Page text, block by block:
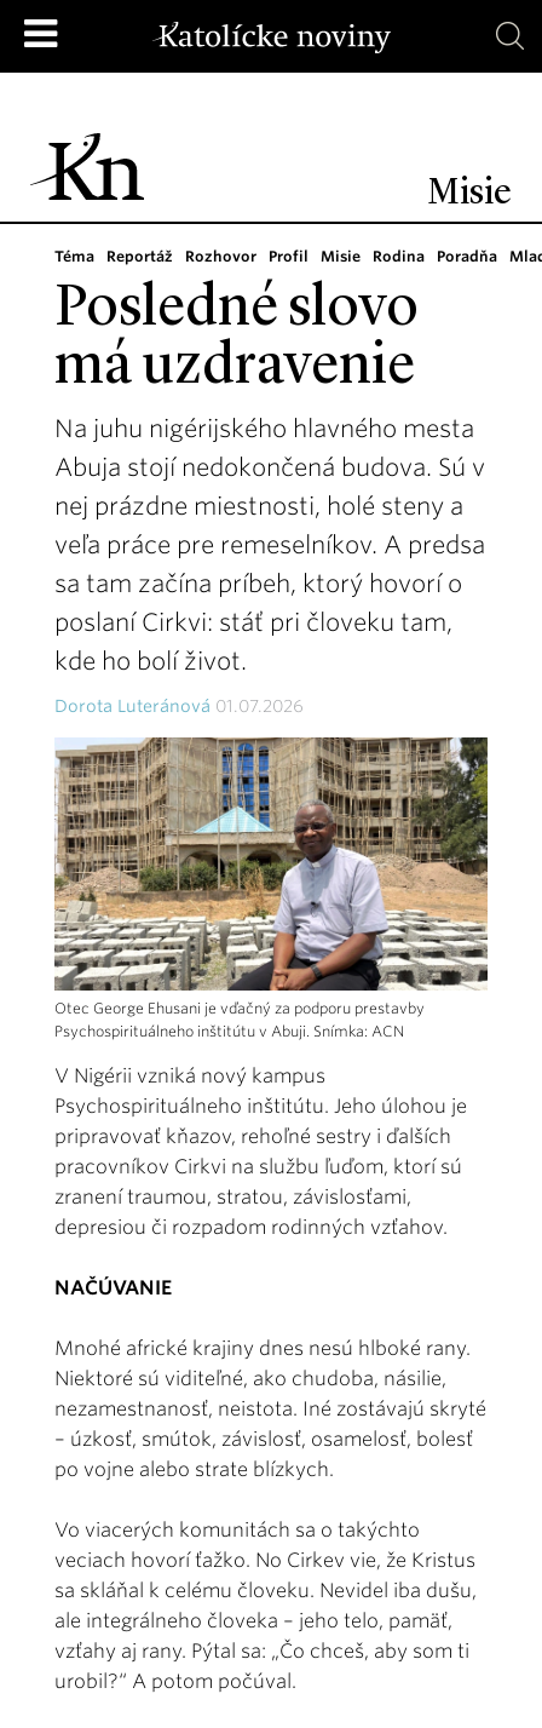
Misie
Téma Reportáž Rozhovor Profil Misie Rodina Poradňa
Posledné slovo
má uzdravenie
Na juhu nigérijského hlavného mesta
Abuja stojí nedokončená budova. Sú v
nej prázdne miestnosti, holé steny a
veľa práce pre remeselníkov. A predsa
sa tam začína príbeh, ktorý hovorí o
poslaní Cirkvi: stáť pri človeku tam,
kde ho bolí život.
Dorota Luteránová 01.07.2026
Otec George Ehusani je vďačný za podporu prestavby
Psychospirituálneho inštitútu v Abuji. Snímka: ACN
V Nigérii vzniká nový kampus
Psychospirituálneho inštitútu. Jeho úlohou je
pripravovať kňazov, rehoľné sestry i ďalších
pracovníkov Cirkvi na službu ľuďom, ktorí sú
zranení traumou, stratou, závislosťami,
depresiou či rozpadom rodinných vzťahov.
NAČÚVANIE
Mnohé africké krajiny dnes nesú hlboké rany.
Niektoré sú viditeľné, ako chudoba, násilie,
nezamestnanosť, neistota. Iné zostávajú skryté
– úzkosť, smútok, závislosť, osamelosť, bolesť
po vojne alebo strate blízkych.
Vo viacerých komunitách sa o takýchto
veciach hovorí ťažko. No Cirkev vie, že Kristus
sa skláňal k celému človeku. Nevidel iba dušu,
ale integrálneho človeka – jeho telo, pamäť,
vzťahy aj rany. Pýtal sa: „Čo chceš, aby som ti
urobil?“ A potom počúval.